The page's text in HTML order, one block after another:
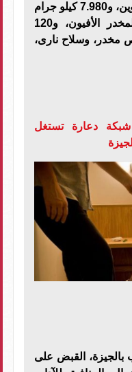
البانجو، و290 جرام لمخدر الهيروين، و7.980 كيلو جرام
لمخدر الحشيش، و160جرام لمخدر الأفيون، و120
الفودو، و9953 قرص مخدر، وسلاح نارى،
شبكة دعارة تستغل
بالجيزة، القبض على